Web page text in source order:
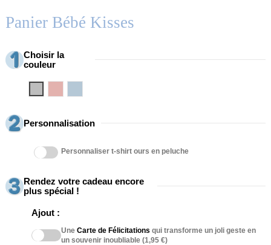
Panier Bébé Kisses
Choisir la
couleur
Personnalisation
Personnaliser t-shirt ours en peluche
Rendez votre cadeau encore
plus spécial !
Ajout :
Une Carte de Félicitations qui transforme un joli geste en
un souvenir inoubliable (1,95 €)